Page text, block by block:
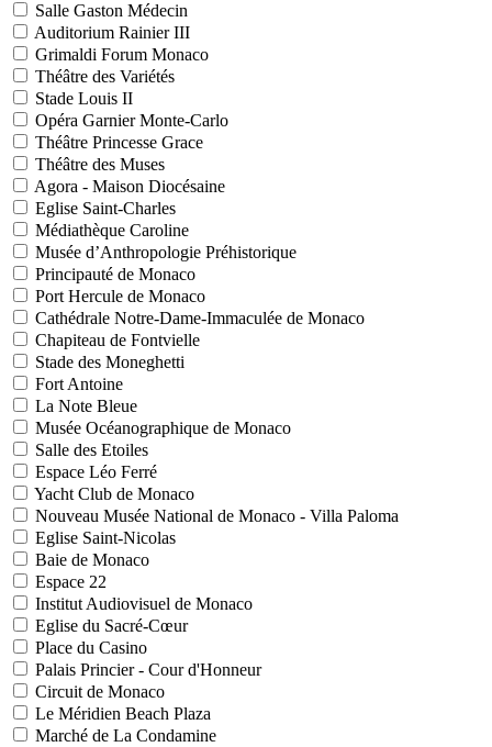
Salle Gaston Médecin
Auditorium Rainier III
Grimaldi Forum Monaco
Théâtre des Variétés
Stade Louis II
Opéra Garnier Monte-Carlo
Théâtre Princesse Grace
Théâtre des Muses
Agora - Maison Diocésaine
Eglise Saint-Charles
Médiathèque Caroline
Musée d’Anthropologie Préhistorique
Principauté de Monaco
Port Hercule de Monaco
Cathédrale Notre-Dame-Immaculée de Monaco
Chapiteau de Fontvielle
Stade des Moneghetti
Fort Antoine
La Note Bleue
Musée Océanographique de Monaco
Salle des Etoiles
Espace Léo Ferré
Yacht Club de Monaco
Nouveau Musée National de Monaco - Villa Paloma
Eglise Saint-Nicolas
Baie de Monaco
Espace 22
Institut Audiovisuel de Monaco
Eglise du Sacré-Cœur
Place du Casino
Palais Princier - Cour d'Honneur
Circuit de Monaco
Le Méridien Beach Plaza
Marché de La Condamine